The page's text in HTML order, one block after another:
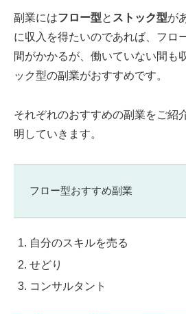
副業にはフロー型と ストック型が
に収入を得たいのであれば、フロ
間がかかるが、働いていない間も
ック型の副業がおすすめです。
それぞれのおすすめの副業をご紹
明していきます。
フロー型おすすめ副業
自分のスキルを売る
せどり
コンサルタント